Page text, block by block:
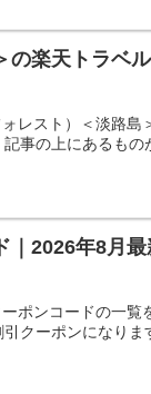
楽天トラベル
レスト）＜淡路島
事の上にあるもの
｜2026年8月
ポンコードの一覧
クーポンになり